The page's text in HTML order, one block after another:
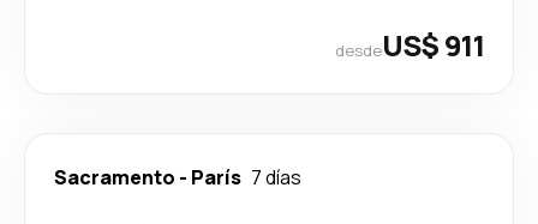
desdeUS$ 911
Sacramento - París 7 días